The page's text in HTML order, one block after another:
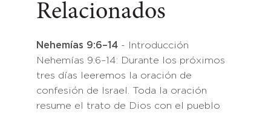
Relacionados
Nehemías 9:6–14 - Introducción
Nehemías 9:6–14: Durante los próximos
tres días leeremos la oración de
confesión de Israel. Toda la oración
resume el trato de Dios con el pueblo